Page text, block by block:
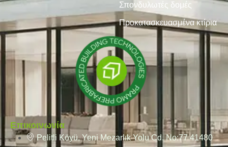
Σπονδυλωτές δομές
Προκατασκευασμένα κτίρια
Επικοινωνία
Pelitli Köyü, Yeni Mezarlık Yolu Cd. No:77 41480